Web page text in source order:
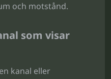
och motstånd.
som visar
kanal eller